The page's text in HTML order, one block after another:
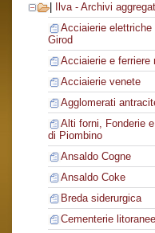
Ilva - Archivi
Acciaierie elettriche
Girod
Acciaierie e ferriere
Acciaierie venete
Agglomerati
Alti forni, Fonderie
di Piombino
Ansaldo Cogne
Ansaldo Coke
Breda siderurgica
Cementerie litoranee